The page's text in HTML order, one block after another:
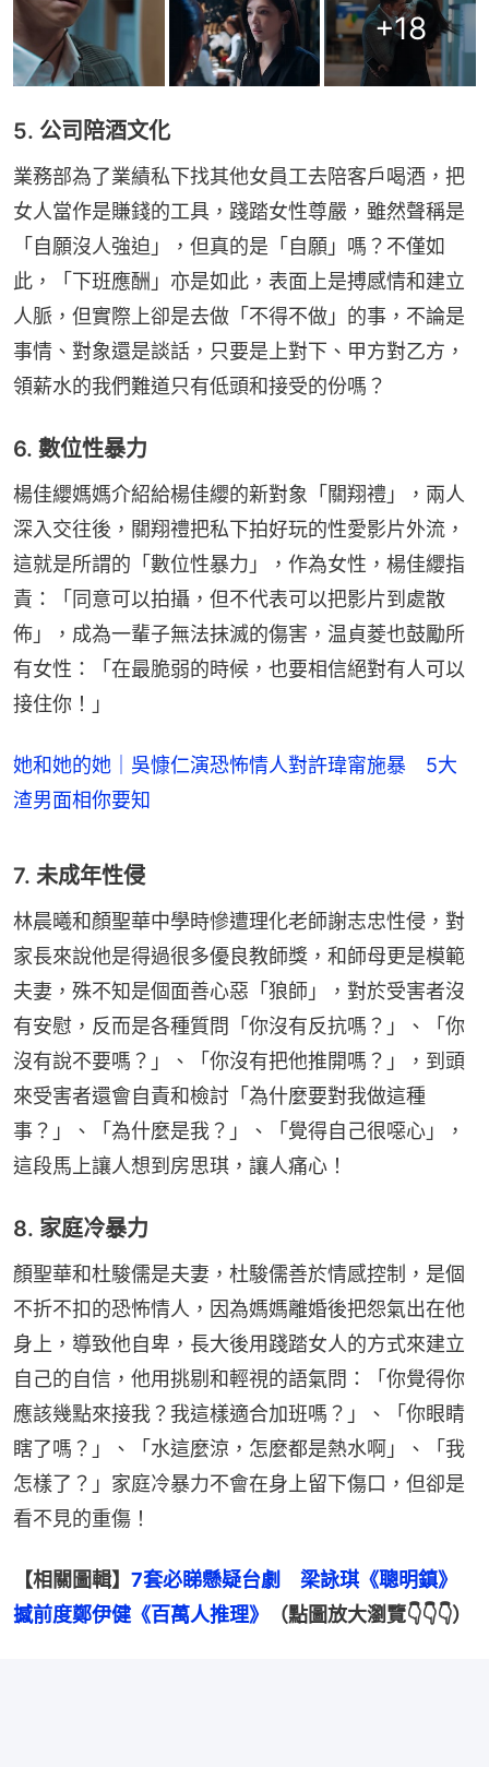
+18
5. 公司陪酒文化
業務部為了業績私下找其他女員工去陪客戶喝酒，把
女人當作是賺錢的工具，踐踏女性尊嚴，雖然聲稱是
「自願沒人強迫」，但真的是「自願」嗎？不僅如
此，「下班應酬」亦是如此，表面上是搏感情和建立
人脈，但實際上卻是去做「不得不做」的事，不論是
事情、對象還是談話，只要是上對下、甲方對乙方，
領薪水的我們難道只有低頭和接受的份嗎？
6. 數位性暴力
楊佳纓媽媽介紹給楊佳纓的新對象「關翔禮」，兩人
深入交往後，關翔禮把私下拍好玩的性愛影片外流，
這就是所謂的「數位性暴力」，作為女性，楊佳纓指
責：「同意可以拍攝，但不代表可以把影片到處散
佈」，成為一輩子無法抹滅的傷害，温貞菱也鼓勵所
有女性：「在最脆弱的時候，也要相信絕對有人可以
接住你！」
她和她的她｜吳慷仁演恐怖情人對許瑋甯施暴 5大
渣男面相你要知
7. 未成年性侵
林晨曦和顏聖華中學時慘遭理化老師謝志忠性侵，對
家長來說他是得過很多優良教師獎，和師母更是模範
夫妻，殊不知是個面善心惡「狼師」，對於受害者沒
有安慰，反而是各種質問「你沒有反抗嗎？」、「你
沒有說不要嗎？」、「你沒有把他推開嗎？」，到頭
來受害者還會自責和檢討「為什麼要對我做這種
事？」、「為什麼是我？」、「覺得自己很噁心」，
這段馬上讓人想到房思琪，讓人痛心！
8. 家庭冷暴力
顏聖華和杜駿儒是夫妻，杜駿儒善於情感控制，是個
不折不扣的恐怖情人，因為媽媽離婚後把怨氣出在他
身上，導致他自卑，長大後用踐踏女人的方式來建立
自己的自信，他用挑剔和輕視的語氣問：「你覺得你
應該幾點來接我？我這樣適合加班嗎？」、「你眼睛
瞎了嗎？」、「水這麼涼，怎麼都是熱水啊」、「我
怎樣了？」家庭冷暴力不會在身上留下傷口，但卻是
看不見的重傷！
【相關圖輯】 7套必睇懸疑台劇　梁詠琪《聰明鎮》
撼前度鄭伊健《百萬人推理》
（點圖放大瀏覽👇👇👇）